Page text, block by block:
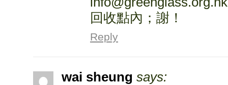
回收點內；謝！
Reply
wai sheung says: